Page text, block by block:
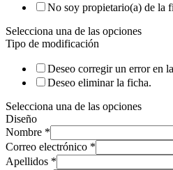
No soy propietario(a) de la
Selecciona una de las opciones
Tipo de modificación
Deseo corregir un error en
Deseo eliminar la ficha.
Selecciona una de las opciones
Diseño
Nombre *
Correo electrónico *
Apellidos *